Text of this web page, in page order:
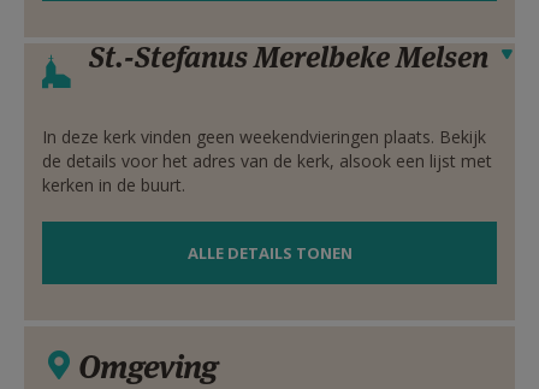
Verbergen
St.-Stefanus Merelbeke Melsen
In deze kerk vinden geen weekendvieringen plaats. Bekijk
de details voor het adres van de kerk, alsook een lijst met
kerken in de buurt.
ALLE DETAILS TONEN
Omgeving